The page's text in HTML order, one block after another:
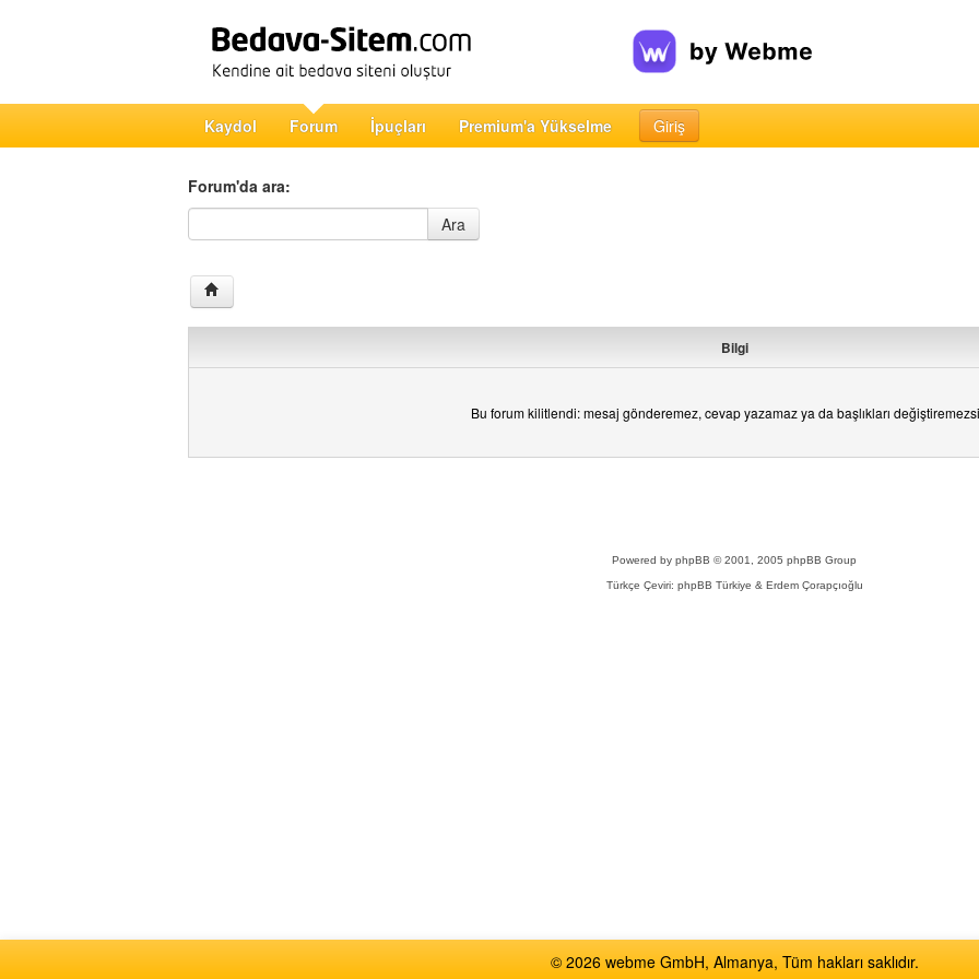
Kaydol Forum İpuçları Premium'a Yükselme Giriş
Forum'da ara:
Forum'da ara
Ara
Bilgi
Bu forum kilitlendi: mesaj gönderemez, cevap yazamaz ya da başlıkları
Powered by phpBB © 2001, 2005 phpBB Group
Türkçe Çeviri: phpBB Türkiye & Erdem Çorapçıoğlu
© 2026 webme GmbH, Almanya, Tüm hakları saklıdır.